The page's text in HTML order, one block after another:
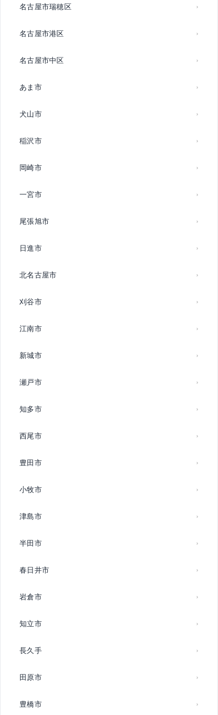
名古屋市瑞穂区
名古屋市港区
名古屋市中区
あま市
犬山市
稲沢市
岡崎市
一宮市
尾張旭市
日進市
北名古屋市
刈谷市
江南市
新城市
瀬戸市
知多市
西尾市
豊田市
小牧市
津島市
半田市
春日井市
岩倉市
知立市
長久手
田原市
豊橋市